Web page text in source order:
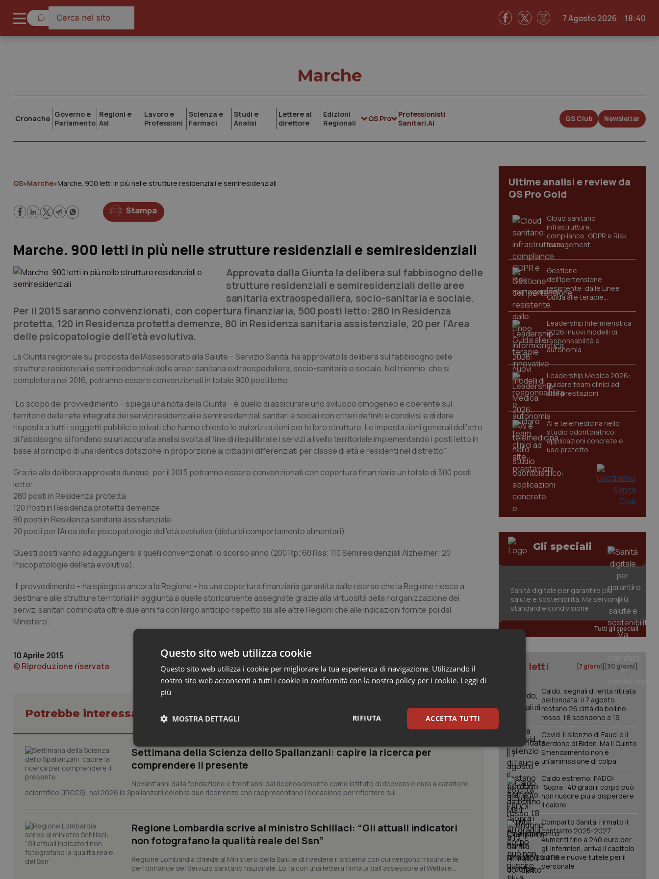
7 Agosto 2026 18:40
Marche
Cronache Governo e
Parlamento
Regioni e
Asl
Lavoro e
Professioni
Scienza e
Farmaci
Studi e
Analisi
Lettere al
direttore
Edizioni
Regionali
QS Pro
Professionisti
Sanitari.AI
QS Club Newsletter
QS»Marche»Marche. 900 letti in più nelle strutture residenziali e semiresidenziali
Stampa
Marche. 900 letti in più nelle strutture residenziali e semiresidenziali
Approvata dalla Giunta la delibera sul fabbisogno delle
strutture residenziali e semiresidenziali delle aree
sanitaria extraospedaliera, socio-sanitaria e sociale.
Per il 2015 saranno convenzionati, con copertura finanziaria, 500 posti letto: 280 in Residenza
protetta, 120 in Residenza protetta demenze, 80 in Residenza sanitaria assistenziale, 20 per l’Area
delle psicopatologie dell’età evolutiva.
La Giunta regionale su proposta dell’Assessorato alla Salute – Servizio Sanità, ha approvato la delibera sul fabbisogno delle
strutture residenziali e semiresidenziali delle aree: sanitaria extraospedaliera, socio-sanitaria e sociale. Nel triennio, che si
completerà nel 2016, potranno essere convenzionati in totale 900 posti letto.
“Lo scopo del provvedimento – spiega una nota della Giunta – è quello di assicurare uno sviluppo omogeneo e coerente sul
territorio della rete integrata dei servizi residenziali e semiresidenziali sanitari e sociali con criteri definiti e condivisi e di dare
risposta a tutti i soggetti pubblici e privati che hanno chiesto le autorizzazioni per le loro strutture. Le impostazioni generali dell’atto
di fabbisogno si fondano su un’accurata analisi svolta al fine di riequilibrare i servizi a livello territoriale implementando i posti letto in
base al principio di una identica dotazione in proporzione ai cittadini differenziati per classe di età e residenti nel distretto”.
Grazie alla delibera approvata dunque, per il 2015 potranno essere convenzionati con copertura finanziaria un totale di 500 posti
letto:
280 posti in Residenza protetta
120 Posti in Residenza protetta demenze
80 posti in Residenza sanitaria assistenziale
20 posti per l’Area delle psicopatologie dell’età evolutiva (disturbi comportamento alimentari).
Questi posti vanno ad aggiungersi a quelli convenzionati lo scorso anno (200 Rp; 60 Rsa; 110 Semiresidenziali Alzheimer; 20
Psicopatologie dell’età evolutiva).
“Il provvedimento – ha spiegato ancora la Regione – ha una copertura finanziaria garantita dalle risorse che la Regione riesce a
destinare alle strutture territoriali in aggiunta a quelle storicamente assegnate grazie alla virtuosità della riorganizzazione dei
servizi sanitari cominciata oltre due anni fa con largo anticipo rispetto sia alle altre Regioni che alle indicazioni fornite poi dal
Ministero”.
10 Aprile 2015
© Riproduzione riservata
Potrebbe interessarti in Marche
Settimana della Scienza dello Spallanzani: capire la ricerca per
comprendere il presente
Novant'anni dalla fondazione e trent'anni dal riconoscimento come Istituto di ricovero e cura a carattere
scientifico (IRCCS): nel 2026 lo Spallanzani celebra due ricorrenze che rappresentano l'occasione per riflettere sul...
Regione Lombardia scrive al ministro Schillaci: “Gli attuali indicatori
non fotografano la qualità reale del Ssn”
Regione Lombardia chiede al Ministero della Salute di rivedere il sistema con cui vengono misurate le
performance del Servizio sanitario nazionale. Lo fa con una lettera firmata dall'assessore al Welfare...
Ultime analisi e review da
QS Pro Gold
Cloud sanitario:
infrastrutture,
compliance, GDPR e Risk
management
Gestione
dell'Ipertensione
resistente: dalle Linee
Guida alle terapie
innovative
Leadership Infermieristica
2026: nuovi modelli di
responsabilità e
autonomia
Leadership Medica 2026:
guidare team clinici ad
alte prestazioni
AI e telemedicina nello
studio odontoiatrico:
applicazioni concrete e
uso protetto
Gli speciali
Sanità digitale per garantire più
salute e sostenibilità. Ma servono
standard e condivisione
Tutti gli speciali
I più letti [7 giorni] [30 giorni]
Caldo, segnali di lenta ritirata
dell'ondata: il 7 agosto
restano 26 città da bollino
rosso, l'8 scendono a 19
Covid. Il silenzio di Fauci e il
perdono di Biden. Ma il Quinto
Emendamento non è
un’ammissione di colpa
Caldo estremo, FADOI:
“Sopra i 40 gradi il corpo può
non riuscire più a disperdere
il calore”
Comparto Sanità. Firmato il
contratto 2025-2027.
Aumenti fino a 240 euro per
gli infermieri, arriva il capitolo
sull'IA e nuove tutele per il
personale
Questo sito web utilizza cookie
Questo sito web utilizza i cookie per migliorare la tua esperienza di navigazione. Utilizzando il
nostro sito web acconsenti a tutti i cookie in conformità con la nostra policy per i cookie. Leggi di
più
ACCETTA TUTTI
RIFIUTA
MOSTRA DETTAGLI
Necessari Statistici Marketing
I cookie necessari contribuiscono a rendere fruibile il sito web abilitandone funzionalità di base quali la navigazione sulle pagine
e l'accesso alle aree protette del sito. Il sito web non è in grado di funzionare correttamente senza questi cookie.
Nome
Fornitore /Dominio Scadenza
Descrizione
VISITOR_PRIVACY_METADATA
YouTube
5 mesi 4
Questo cookie viene utilizzato per memorizzare le